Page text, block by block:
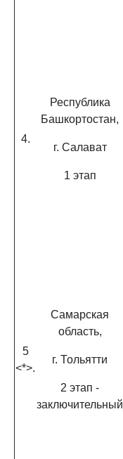
4.
Республика
Башкортостан,
г. Салават
1 этап
5
<*>.
Самарская
область,
г. Тольятти
2 этап -
заключительный